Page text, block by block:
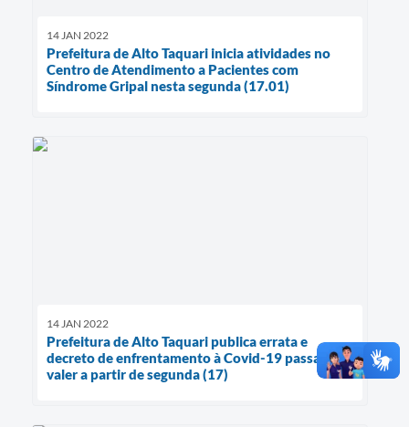
14 JAN 2022
Prefeitura de Alto Taquari inicia atividades no
Centro de Atendimento a Pacientes com
Síndrome Gripal nesta segunda (17.01)
14 JAN 2022
Prefeitura de Alto Taquari publica errata e
decreto de enfrentamento à Covid-19 passa a
valer a partir de segunda (17)